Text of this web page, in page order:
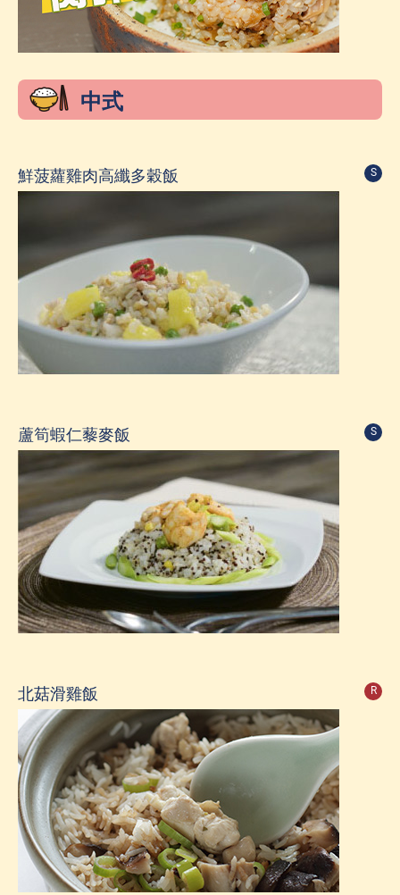
中式
鮮菠蘿雞肉高纖多穀飯 S
蘆筍蝦仁藜麥飯 S
北菇滑雞飯 R